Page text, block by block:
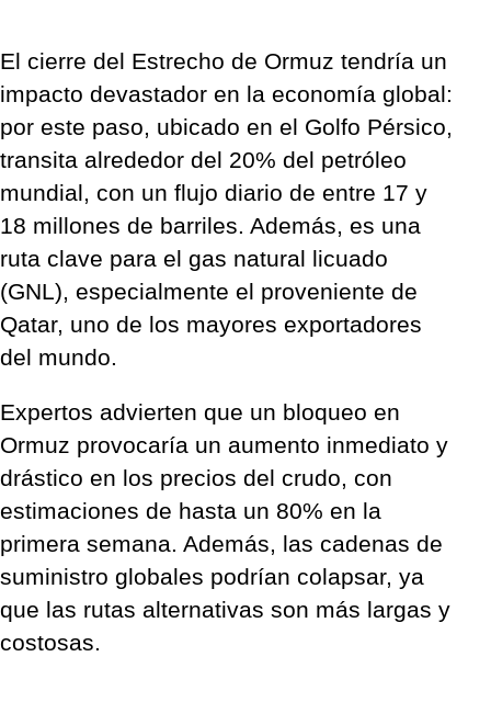
El cierre del Estrecho de Ormuz tendría un
impacto devastador en la economía global:
por este paso, ubicado en el Golfo Pérsico,
transita alrededor del 20% del petróleo
mundial, con un flujo diario de entre 17 y
18 millones de barriles. Además, es una
ruta clave para el gas natural licuado
(GNL), especialmente el proveniente de
Qatar, uno de los mayores exportadores
del mundo.
Expertos advierten que un bloqueo en
Ormuz provocaría un aumento inmediato y
drástico en los precios del crudo, con
estimaciones de hasta un 80% en la
primera semana. Además, las cadenas de
suministro globales podrían colapsar, ya
que las rutas alternativas son más largas y
costosas.